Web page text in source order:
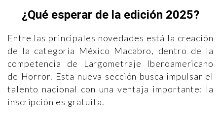
¿Qué esperar de la edición 2025?
Entre las principales novedades está la creación
de la categoría México Macabro, dentro de la
competencia de Largometraje Iberoamericano
de Horror. Esta nueva sección busca impulsar el
talento nacional con una ventaja importante: la
inscripción es gratuita.